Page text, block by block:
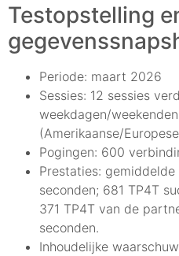
Testopstelling
Periode: maart 2026
Sessies: 12 sessies
weekdagen/
(Amerikaanse/
Pogingen: 600
Prestaties:
seconden; 681 TP4T
371 TP4T van de
seconden.
Inhoudelijke